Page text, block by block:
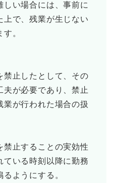
い場合には、事前に
上で、残業が生じない
。
禁止したとして、その
が必要であり、禁止
業が行われた場合の扱
禁止することの実効性
ている時刻以降に勤務
ようにする。